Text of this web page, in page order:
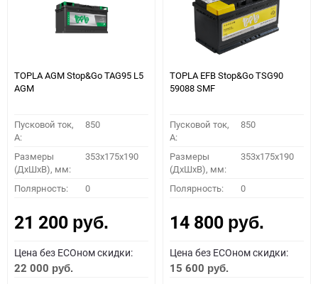
TOPLA AGM Stop&Go TAG95 L5
AGM
Пусковой ток,
A:
850
Размеры
(ДхШхВ), мм:
353x175x190
Полярность: 0
21 200 руб.
Цена без ECOном скидки:
22 000 руб.
TOPLA EFB Stop&Go TSG90
59088 SMF
Пусковой ток,
A:
850
Размеры
(ДхШхВ), мм:
353x175x190
Полярность: 0
14 800 руб.
Цена без ECOном скидки:
15 600 руб.